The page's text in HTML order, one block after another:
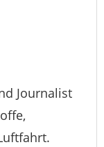
Journalist